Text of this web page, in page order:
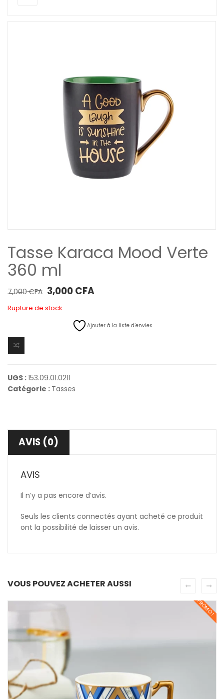
Tasse Karaca Mood Verte
360 ​​ml
7,000CFA Le prix initial était : 7,000 CFA.
3,000CFA
Rupture de stock
Ajouter à la liste d’envies
UGS :153.09.01.0211
Catégorie : Tasses
AVIS (0)
AVIS
Il n’y a pas encore d’avis.
Seuls les clients connectés ayant acheté ce produit
ont la possibilité de laisser un avis.
VOUS POUVEZ ACHETER AUSSI
PROMO !